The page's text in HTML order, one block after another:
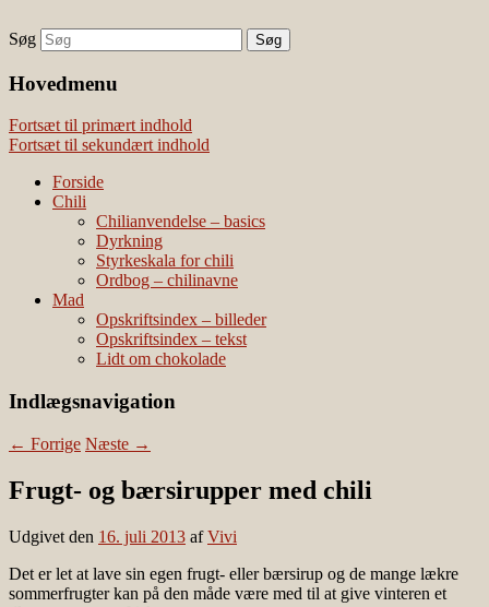
Наши партнеры
лучшие займы
Vivis chili
chili – dyrkning og mad
Søg
Hovedmenu
Fortsæt til primært indhold
Fortsæt til sekundært indhold
Forside
Chili
Chilianvendelse – basics
Dyrkning
Styrkeskala for chili
Ordbog – chilinavne
Mad
Opskriftsindex – billeder
Opskriftsindex – tekst
Lidt om chokolade
Indlægsnavigation
← Forrige Næste →
Frugt- og bærsirupper med chili
Udgivet den 16. juli 2013 afVivi
Det er let at lave sin egen frugt- eller bærsirup og de mange lækre
sommerfrugter kan på den måde være med til at give vinteren et